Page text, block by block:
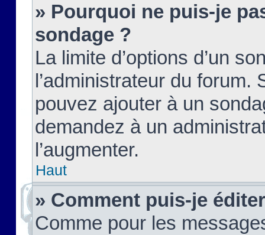
» Pourquoi ne puis-je
sondage ?
La limite d’options d’un
l’administrateur du forum.
pouvez ajouter à un
demandez à un
l’augmenter.
Haut
» Comment puis-je
Comme pour les